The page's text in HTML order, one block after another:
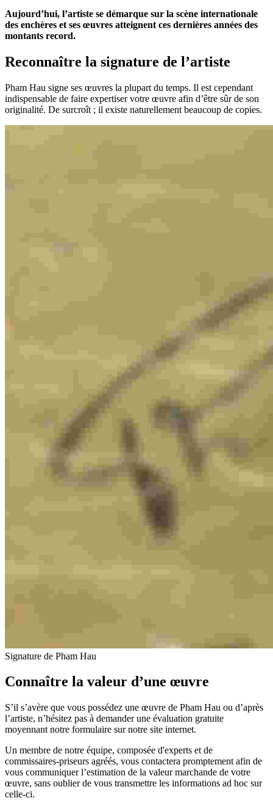
Aujourd’hui, l’artiste se démarque sur la scène internationale
des enchères et ses œuvres atteignent ces dernières années des
montants record.
Reconnaître la signature de l’artiste
Pham Hau signe ses œuvres la plupart du temps. Il est cependant
indispensable de faire expertiser votre œuvre afin d’être sûr de son
originalité. De surcroît ; il existe naturellement beaucoup de copies.
Signature de Pham Hau
Connaître la valeur d’une œuvre
S’il s’avère que vous possédez une œuvre de Pham Hau ou d’après
l’artiste, n’hésitez pas à demander une évaluation gratuite
moyennant notre formulaire sur notre site internet.
Un membre de notre équipe, composée d'experts et de
commissaires-priseurs agréés, vous contactera promptement afin de
vous communiquer l’estimation de la valeur marchande de votre
œuvre, sans oublier de vous transmettre les informations ad hoc sur
celle-ci.